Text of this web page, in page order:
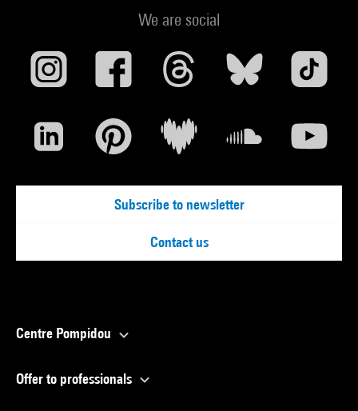
We are social
Subscribe to newsletter
Contact us
Centre Pompidou
Offer to professionals